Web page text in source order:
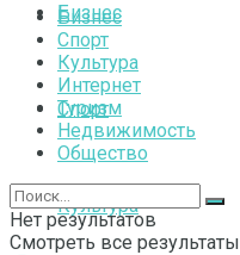
Бизнес
Спорт
Культура
Бизнес
Спорт
Культура
Интернет
Туризм
Недвижимость
Общество
Нет результатов
Смотреть все результаты